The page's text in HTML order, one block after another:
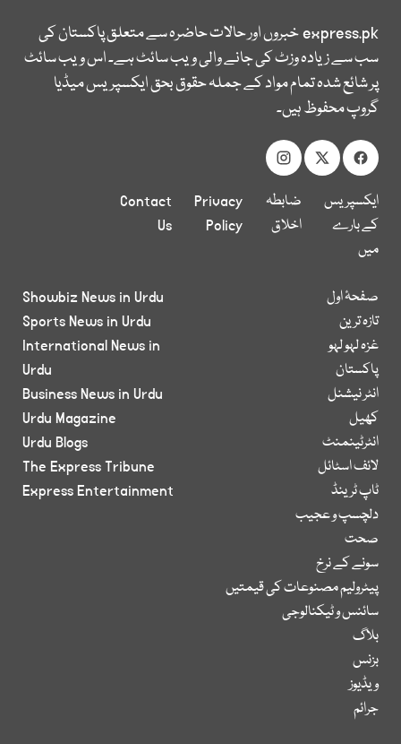
express.pkخبروں اور حالات حاضرہ سے متعلق پاکستان کی
سب سے زیادہ وزٹ کی جانے والی ویب سائٹ ہے۔ اس ویب سائٹ
پر شائع شدہ تمام مواد کے جملہ حقوق بحق ایکسپریس میڈیا
گروپ محفوظ ہیں۔
ایکسپریس
کے بارے
میں
ضابطہ
اخلاق
Privacy
Policy
Contact
Us
صفحۂ اول
تازہ ترین
غزہ لہو لہو
پاکستان
انٹر نیشنل
کھیل
انٹرٹینمنٹ
لائف اسٹائل
ٹاپ ٹرینڈ
دلچسپ و عجیب
صحت
سونے کے نرخ
پیٹرولیم مصنوعات کی قیمتیں
سائنس و ٹیکنالوجی
بلاگ
بزنس
ویڈیوز
جرائم
Showbiz News in Urdu
Sports News in Urdu
International News in
Urdu
Business News in Urdu
Urdu Magazine
Urdu Blogs
The Express Tribune
Express Entertainment